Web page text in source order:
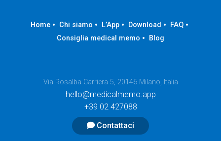
Home Chi siamo L’App Download
FAQ
Consiglia medical memo
Blog
Via Rosalba Carriera 5, 20146 Milano, Italia
hello@medicalmemo.app
+39 02 427088
Contattaci